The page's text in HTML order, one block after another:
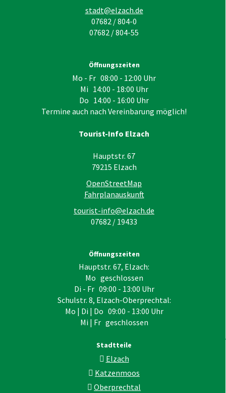
stadt@elzach.de
07682 / 804-0
07682 / 804-55
Öffnungszeiten
Mo - Fr 08:00 - 12:00 Uhr
Mi 14:00 - 18:00 Uhr
Do 14:00 - 16:00 Uhr
Termine auch nach Vereinbarung möglich!
Tourist-Info Elzach
Hauptstr. 67
79215 Elzach
OpenStreetMap
Fahrplanauskunft
tourist-info@elzach.de
07682 / 19433
Öffnungszeiten
Hauptstr. 67, Elzach:
Mo geschlossen
Di - Fr 09:00 - 13:00 Uhr
Schulstr. 8, Elzach-Oberprechtal:
Mo | Di | Do 09:00 - 13:00 Uhr
Mi | Fr geschlossen
Stadtteile
Elzach
Katzenmoos
Oberprechtal